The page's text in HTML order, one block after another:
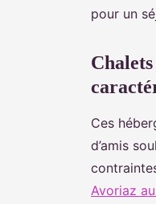
pour un
Ces
d’amis
Avoriaz